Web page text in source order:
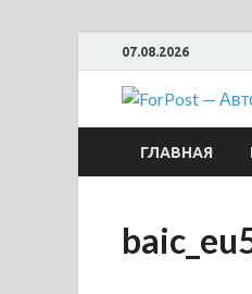
07.08.2026
ГЛАВНАЯ